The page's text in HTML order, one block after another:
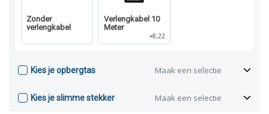
Zonder
verlengkabel
Verlengkabel 10
Meter
+8,22
Kies je opbergtas Maak een selectie
Kies je slimme stekker Maak een selectie